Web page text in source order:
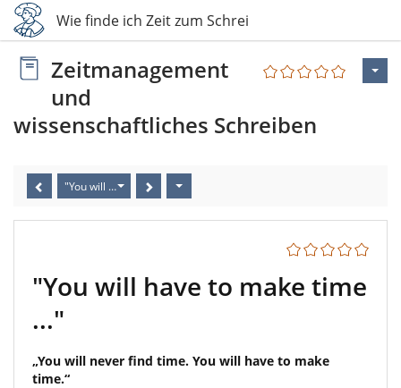
4 Wie finde ich Zeit zum Schreiben?
Zeitmanagement
und
wissenschaftliches Schreiben
"You will have to make time ..."
"You will have to make time
..."
„You will never find time. You will have to make
time.“